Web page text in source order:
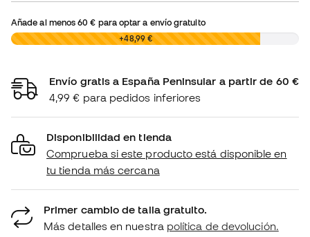
Añade al menos60 € para optar a envío gratuito
0,00 € +48,99 €
Envío gratis a España Peninsular a partir de 60 €
4,99 € para pedidos inferiores
Disponibilidad en tienda
Comprueba si este producto está disponible en
tu tienda más cercana
Primer cambio de talla gratuito.
Más detalles en nuestra política de devolución.